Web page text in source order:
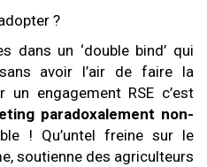
?
dans un ‘double bind’ qui
avoir l’air de faire la
engagement RSE c’est
paradoxalement non-
! Qu’untel freine sur le
soutienne des agriculteurs